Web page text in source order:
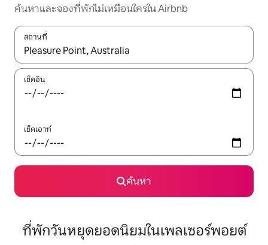
ค้นหาและจองที่พักไม่เหมือนใครใน Airbnb
สถานที่
ใช้ลูกศรขึ้นลง หรือใช้การสัมผัสหรือปัด เพื่อสำรวจผลการค้นหา
เช็คอิน
เช็คเอาท์
ค้นหา
ที่พักวันหยุดยอดนิยมในเพลเซอร์พอยต์